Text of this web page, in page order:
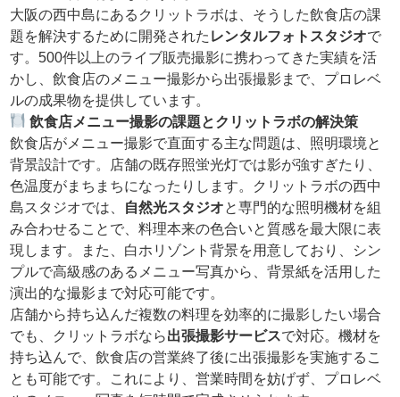
大阪の西中島にあるクリットラボは、そうした飲食店の課
題を解決するために開発された レンタルフォトスタジオで
す。500件以上のライブ販売撮影に携わってきた実績を活
かし、飲食店のメニュー撮影から出張撮影まで、プロレベ
ルの成果物を提供しています。
飲食店メニュー撮影の課題とクリットラボの解決策
飲食店がメニュー撮影で直面する主な問題は、照明環境と
背景設計です。店舗の既存照蛍光灯では影が強すぎたり、
色温度がまちまちになったりします。クリットラボの西中
島スタジオでは、
自然光スタジオと専門的な照明機材を組
み合わせることで、料理本来の色合いと質感を最大限に表
現します。また、白ホリゾント背景を用意しており、シン
プルで高級感のあるメニュー写真から、背景紙を活用した
演出的な撮影まで対応可能です。
店舗から持ち込んだ複数の料理を効率的に撮影したい場合
でも、クリットラボなら出張撮影サービスで対応。機材を
持ち込んで、飲食店の営業終了後に出張撮影を実施するこ
とも可能です。これにより、営業時間を妨げず、プロレベ